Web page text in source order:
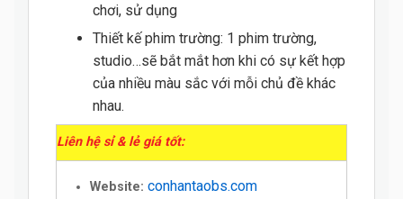
chơi, sử dụng
Thiết kế phim trường: 1 phim trường,
studio…sẽ bắt mắt hơn khi có sự kết hợp
của nhiều màu sắc với mỗi chủ đề khác
nhau.
Liên hệ sỉ & lẻ giá tốt:
Website: conhantaobs.com